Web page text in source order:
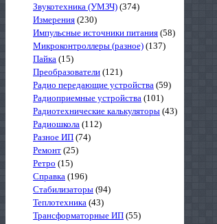
Звукотехника (УМЗЧ) (374)
Измерения (230)
Импульсные источники питания (58)
Микроконтроллеры (разное) (137)
Пайка (15)
Преобразователи (121)
Радио передающие устройства (59)
Радиоприемные устройства (101)
Радиотехнические калькуляторы (43)
Радиошкола (112)
Разное ИП (74)
Ремонт (25)
Ретро (15)
Справка (196)
Стабилизаторы (94)
Теплотехника (43)
Трансформаторные ИП (55)